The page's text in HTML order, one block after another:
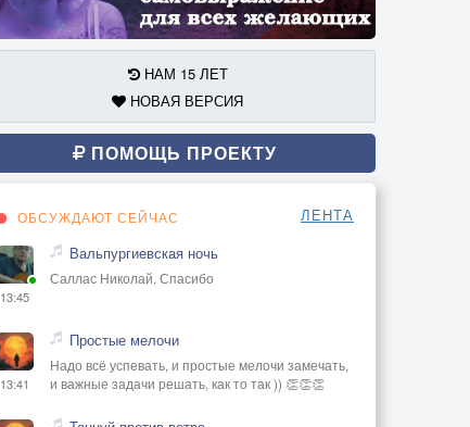
НАМ 15 ЛЕТ
НОВАЯ ВЕРСИЯ
ПОМОЩЬ ПРОЕКТУ
ОБСУЖДАЮТ СЕЙЧАС ЛЕНТА
13:45
Вальпургиевская ночь
Саллас Николай, Спасибо
13:41
Простые мелочи
Надо всё успевать, и простые мелочи замечать,
и важные задачи решать, как то так )) 👏👏👏